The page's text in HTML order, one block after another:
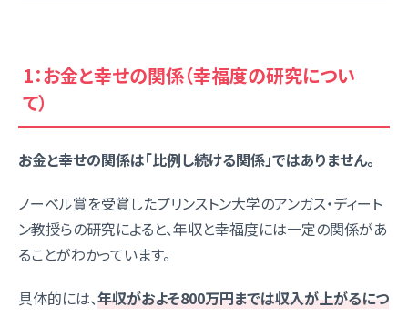
1：お金と幸せの関係（幸福度の研究につい
て）
お金と幸せの関係は「比例し続ける関係」ではありません。
ノーベル賞を受賞したプリンストン大学のアンガス・ディート
ン教授らの研究によると、年収と幸福度には一定の関係があ
ることがわかっています。
具体的には、年収がおよそ800万円までは収入が上がるにつ